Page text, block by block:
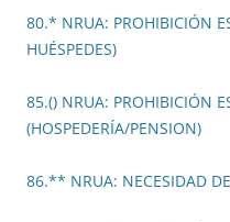
80.* NRUA: PROHIBICIÓN
HUÉSPEDES)
85.() NRUA: PROHIBICIÓN
(HOSPEDERÍA/PENSION)
86.** NRUA: NECESIDAD